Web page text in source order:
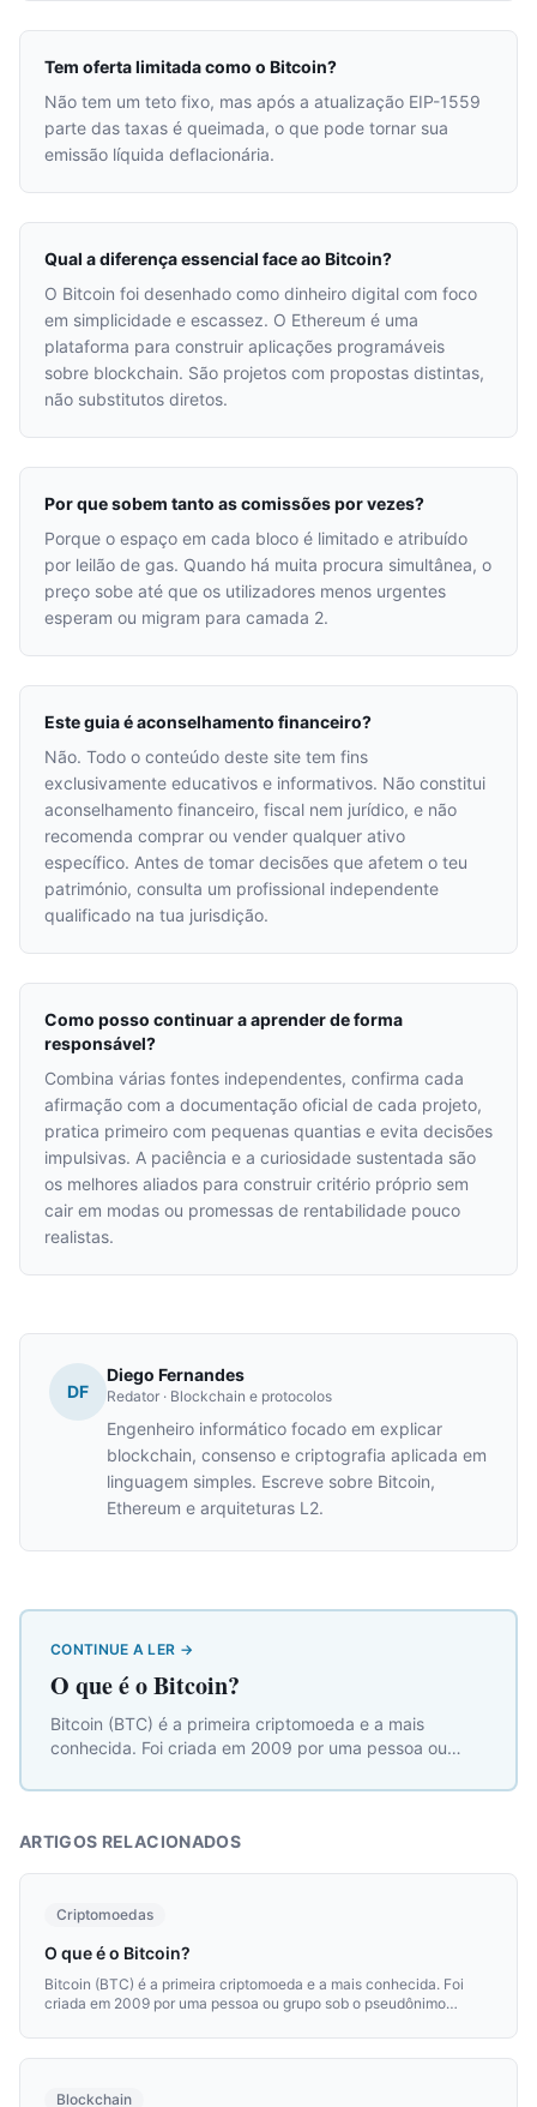
Tem oferta limitada como o Bitcoin?
Não tem um teto fixo, mas após a atualização EIP-1559
parte das taxas é queimada, o que pode tornar sua
emissão líquida deflacionária.
Qual a diferença essencial face ao Bitcoin?
O Bitcoin foi desenhado como dinheiro digital com foco
em simplicidade e escassez. O Ethereum é uma
plataforma para construir aplicações programáveis
sobre blockchain. São projetos com propostas distintas,
não substitutos diretos.
Por que sobem tanto as comissões por vezes?
Porque o espaço em cada bloco é limitado e atribuído
por leilão de gas. Quando há muita procura simultânea, o
preço sobe até que os utilizadores menos urgentes
esperam ou migram para camada 2.
Este guia é aconselhamento financeiro?
Não. Todo o conteúdo deste site tem fins
exclusivamente educativos e informativos. Não constitui
aconselhamento financeiro, fiscal nem jurídico, e não
recomenda comprar ou vender qualquer ativo
específico. Antes de tomar decisões que afetem o teu
património, consulta um profissional independente
qualificado na tua jurisdição.
Como posso continuar a aprender de forma
responsável?
Combina várias fontes independentes, confirma cada
afirmação com a documentação oficial de cada projeto,
pratica primeiro com pequenas quantias e evita decisões
impulsivas. A paciência e a curiosidade sustentada são
os melhores aliados para construir critério próprio sem
cair em modas ou promessas de rentabilidade pouco
realistas.
DF
Diego Fernandes
Redator · Blockchain e protocolos
Engenheiro informático focado em explicar
blockchain, consenso e criptografia aplicada em
linguagem simples. Escreve sobre Bitcoin,
Ethereum e arquiteturas L2.
CONTINUE A LER →
O que é o Bitcoin?
Bitcoin (BTC) é a primeira criptomoeda e a mais
conhecida. Foi criada em 2009 por uma pessoa ou
pela primeira vez um sistema de dinheiro digital sem
ARTIGOS RELACIONADOS
Criptomoedas
O que é o Bitcoin?
Bitcoin (BTC) é a primeira criptomoeda e a mais conhecida. Foi
criada em 2009 por uma pessoa ou grupo sob o pseudônimo
dinheiro digital sem intermediários.
Blockchain